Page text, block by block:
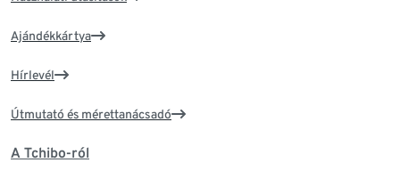
Ajándékkártya
Hírlevél
Útmutató és mérettanácsadó
A Tchibo-ról